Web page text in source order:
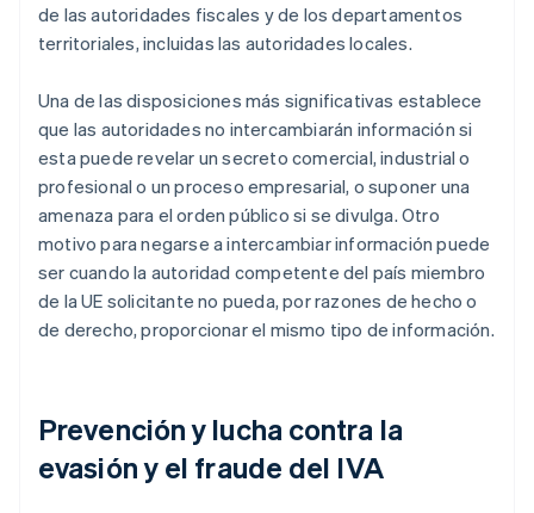
de las autoridades fiscales y de los departamentos
territoriales, incluidas las autoridades locales.
Una de las disposiciones más significativas establece
que las autoridades no intercambiarán información si
esta puede revelar un secreto comercial, industrial o
profesional o un proceso empresarial, o suponer una
amenaza para el orden público si se divulga. Otro
motivo para negarse a intercambiar información puede
ser cuando la autoridad competente del país miembro
de la UE solicitante no pueda, por razones de hecho o
de derecho, proporcionar el mismo tipo de información.
Prevención y lucha contra la
evasión y el fraude del IVA